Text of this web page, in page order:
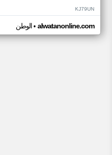
KJ79UN
الوطن• alwatanonline.com